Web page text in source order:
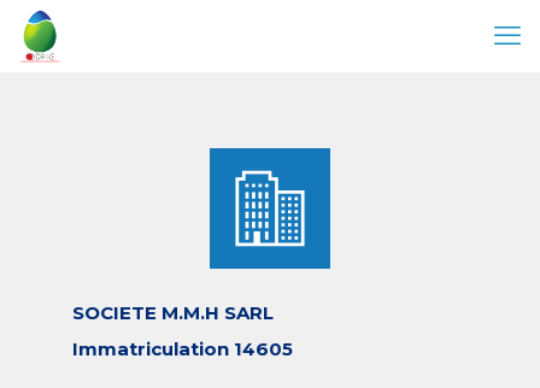
SOCIETE M.M.H SARL
Immatriculation 14605